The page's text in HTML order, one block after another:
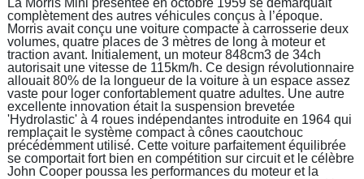
La Morris Mini présentée en octobre 1959 se démarquait
complètement des autres véhicules conçus à l’époque.
Morris avait conçu une voiture compacte à carrosserie deux
volumes, quatre places de 3 mètres de long à moteur et
traction avant. Initialement, un moteur 848cm3 de 34ch
autorisait une vitesse de 115km/h. Ce design révolutionnaire
allouait 80% de la longueur de la voiture à un espace assez
vaste pour loger confortablement quatre adultes. Une autre
excellente innovation était la suspension brevetée
'Hydrolastic' à 4 roues indépendantes introduite en 1964 qui
remplaçait le système compact à cônes caoutchouc
précédemment utilisé. Cette voiture parfaitement équilibrée
se comportait fort bien en compétition sur circuit et le célèbre
John Cooper poussa les performances du moteur et la